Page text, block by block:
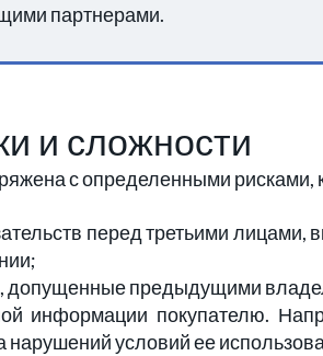
партнерами.
и сложности
с определенными
перед третьими
допущенные предыдущими
информации покупателю.
нарушений условий ее